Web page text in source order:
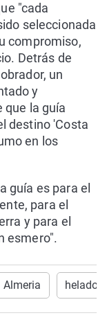
"cada
seleccionada
compromiso,
Detrás de
un
y
que la guía
destino 'Costa
en los
guía es para el
para el
y para el
esmero".
Almeria helados